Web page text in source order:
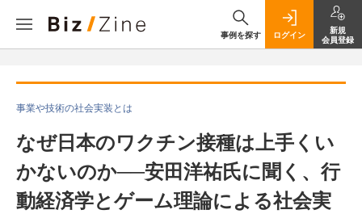
事例を探す ログイン
新規
会員登録
事業や技術の社会実装とは
なぜ日本のワクチン接種は上手くい
かないのか──安田洋祐氏に聞く、行
動経済学とゲーム理論による社会実